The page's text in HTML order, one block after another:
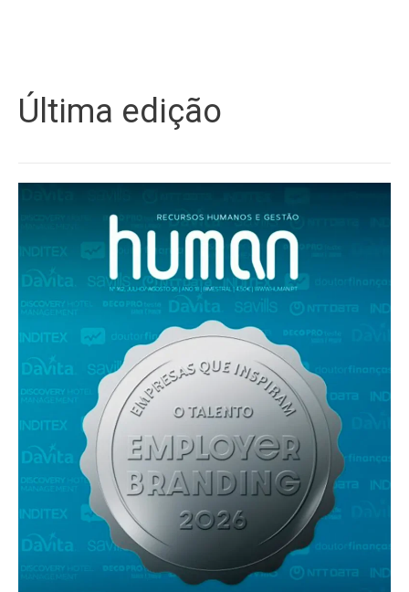
Última edição